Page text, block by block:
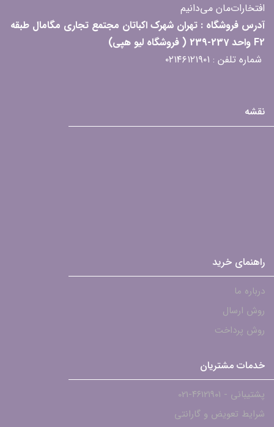
افتخارات‌مان می‌دانیم
آدرس فروشگاه : تهران شهرک اکباتان مجتمع تجاری مگامال طبقه
F2 واحد 237-239 ( فروشگاه لیو هپی)
شماره تلفن : ۰۲۱۴۶۱۲۱۹۰۱
نقشه
راهنمای خرید
درباره ما
روش ارسال
روش پرداخت
خدمات مشتریان
پشتیبانی - ۴۶۱۲۱۹۰۱-021
شرایط تعویض و گارانتی